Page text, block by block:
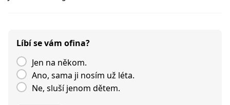
Líbí se vám ofina?
Jen na někom.
Ano, sama ji nosím už léta.
Ne, sluší jenom dětem.